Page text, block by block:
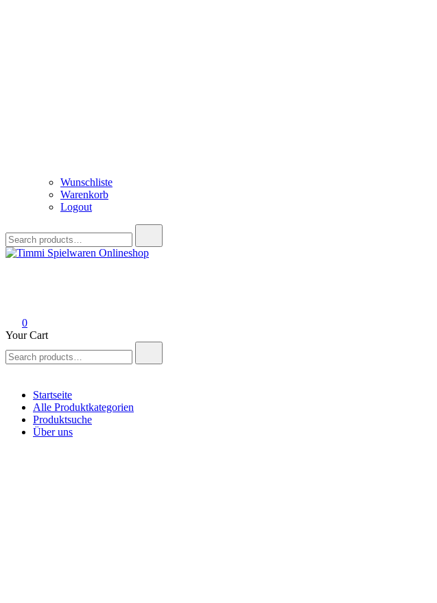
Wunschliste
Warenkorb
Logout
for:
0
Your Cart
for:
Startseite
Alle Produktkategorien
Produktsuche
Über uns